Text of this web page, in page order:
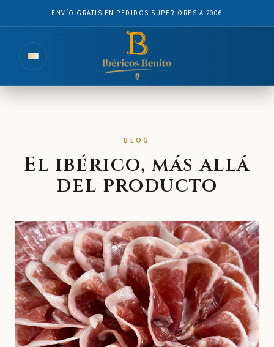
ENVÍO GRATIS EN PEDIDOS SUPERIORES A 200€
BLOG
El ibérico, más allá
del producto